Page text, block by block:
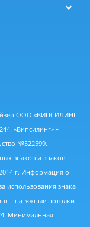
ООО «ВИПСИЛИНГ
«Випсилинг» -
№522599.
знаков и знаков
г. Информация о
использования знака
- натяжные потолки
Минимальная